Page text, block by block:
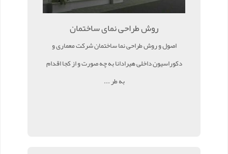
روش طراحی نمای ساختمان
اصول و روش طراحی نما ساختمان شرکت معماری و
دکوراسیون داخلی هیرادانا به چه صورت و از کجا اقدام
به طر ...